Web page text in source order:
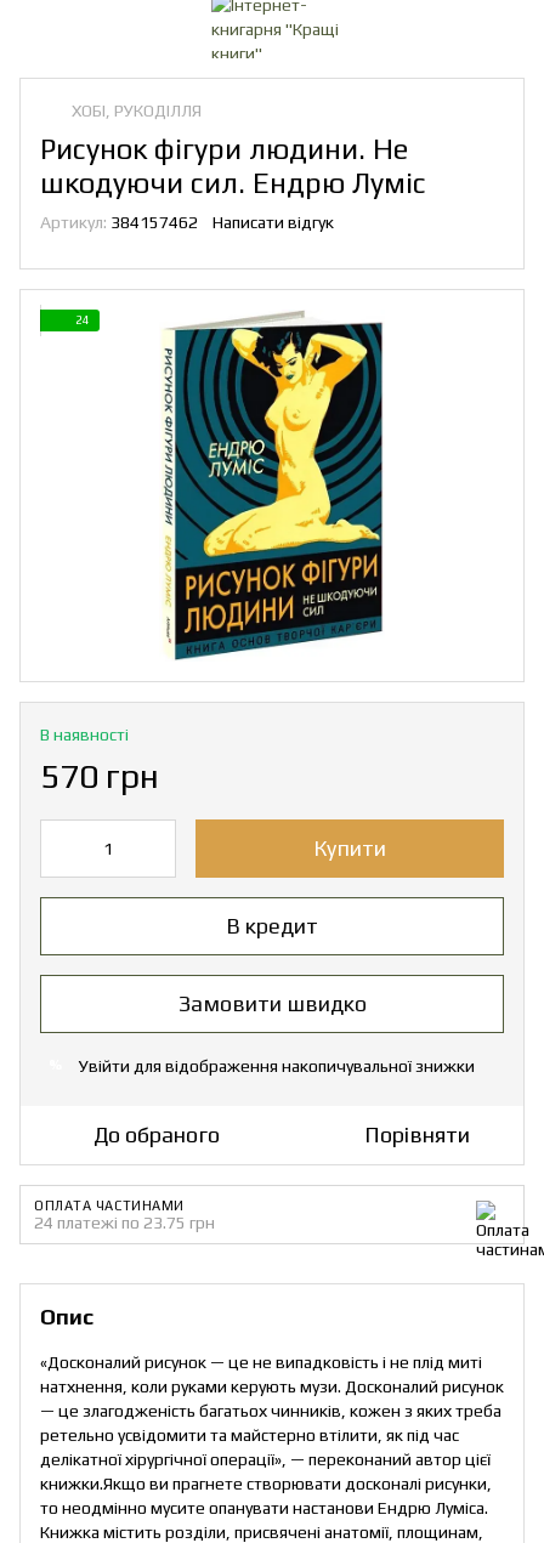
ХОБІ, РУКОДІЛЛЯ
Рисунок фігури людини. Не
шкодуючи сил. Ендрю Луміс
Артикул: 384157462 Написати відгук
24
В наявності
570 грн
Купити
В кредит
Замовити швидко
Увійти для відображення накопичувальної знижки
До обраного Порівняти
ОПЛАТА ЧАСТИНАМИ
24 платежі по 23.75 грн
Опис
«Досконалий рисунок — це не випадковість і не плід миті
натхнення, коли руками керують музи. Досконалий рисунок
— це злагодженість багатьох чинників, кожен з яких треба
ретельно усвідомити та майстерно втілити, як під час
делікатної хірургічної операції», — переконаний автор цієї
книжки.Якщо ви прагнете створювати досконалі рисунки,
то неодмінно мусите опанувати настанови Ендрю Луміса.
Книжка містить розділи, присвячені анатомії, площинам,